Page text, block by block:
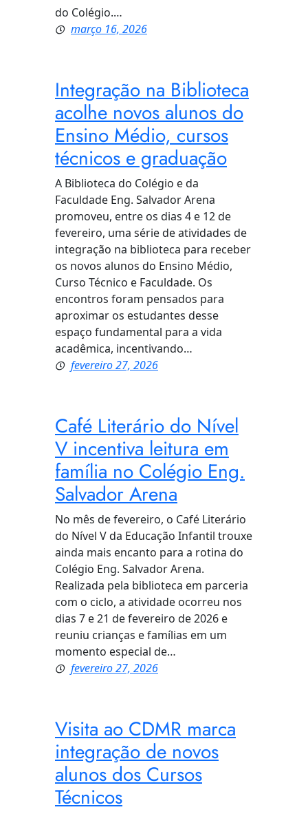
do Colégio.…
março 16, 2026
Integração na Biblioteca
acolhe novos alunos do
Ensino Médio, cursos
técnicos e graduação
A Biblioteca do Colégio e da
Faculdade Eng. Salvador Arena
promoveu, entre os dias 4 e 12 de
fevereiro, uma série de atividades de
integração na biblioteca para receber
os novos alunos do Ensino Médio,
Curso Técnico e Faculdade. Os
encontros foram pensados para
aproximar os estudantes desse
espaço fundamental para a vida
acadêmica, incentivando…
fevereiro 27, 2026
Café Literário do Nível
V incentiva leitura em
família no Colégio Eng.
Salvador Arena
No mês de fevereiro, o Café Literário
do Nível V da Educação Infantil trouxe
ainda mais encanto para a rotina do
Colégio Eng. Salvador Arena.
Realizada pela biblioteca em parceria
com o ciclo, a atividade ocorreu nos
dias 7 e 21 de fevereiro de 2026 e
reuniu crianças e famílias em um
momento especial de…
fevereiro 27, 2026
Visita ao CDMR marca
integração de novos
alunos dos Cursos
Técnicos